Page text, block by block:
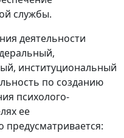
службы.
деятельности
институциональный
по созданию
психолого-
ее
предусматривается: